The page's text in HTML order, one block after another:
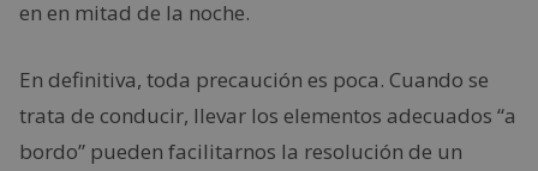
en en mitad de la noche.
En definitiva, toda precaución es poca. Cuando se
trata de conducir, llevar los elementos adecuados “a
bordo” pueden facilitarnos la resolución de un